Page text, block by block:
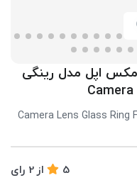
دوربین آیفون 12 پرو مکس اپل مدل رینگی
Camera Lens Glass Ring
5 از 2 رای